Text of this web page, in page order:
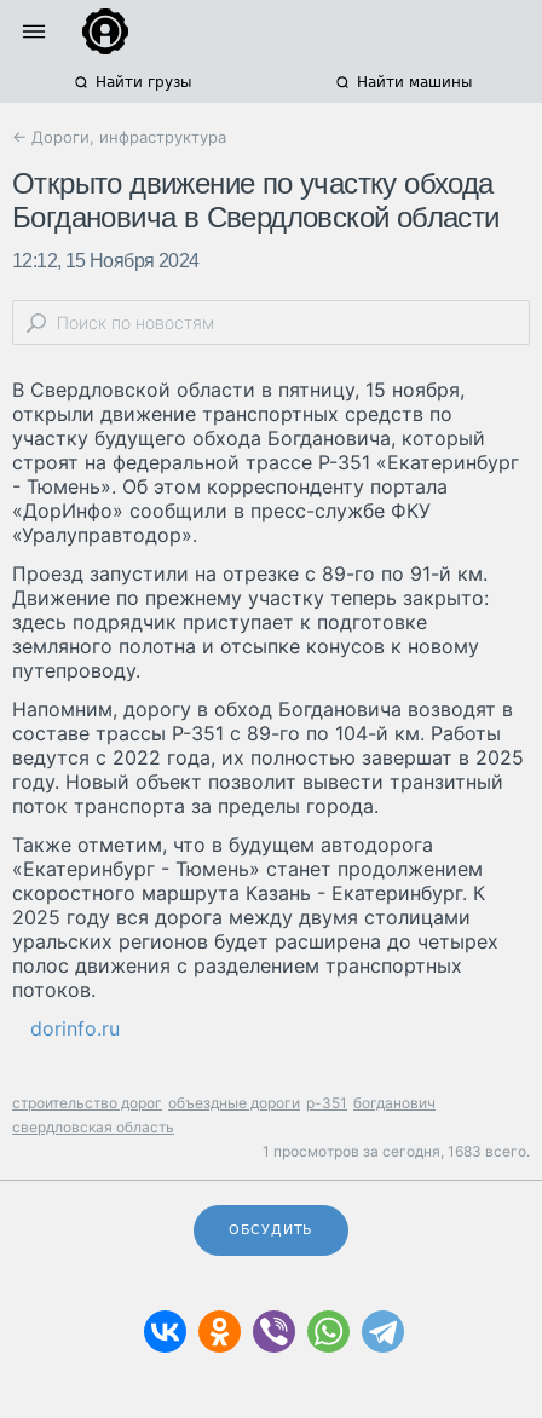
Найти грузы Найти машины
← Дороги, инфраструктура
Открыто движение по участку обхода
Богдановича в Свердловской области
12:12, 15 Ноября 2024
В Свердловской области в пятницу, 15 ноября,
открыли движение транспортных средств по
участку будущего обхода Богдановича, который
строят на федеральной трассе Р-351 «Екатеринбург
- Тюмень». Об этом корреспонденту портала
«ДорИнфо» сообщили в пресс-службе ФКУ
«Уралуправтодор».
Проезд запустили на отрезке с 89-го по 91-й км.
Движение по прежнему участку теперь закрыто:
здесь подрядчик приступает к подготовке
земляного полотна и отсыпке конусов к новому
путепроводу.
Напомним, дорогу в обход Богдановича возводят в
составе трассы Р-351 с 89-го по 104-й км. Работы
ведутся с 2022 года, их полностью завершат в 2025
году. Новый объект позволит вывести транзитный
поток транспорта за пределы города.
Также отметим, что в будущем автодорога
«Екатеринбург - Тюмень» станет продолжением
скоростного маршрута Казань - Екатеринбург. К
2025 году вся дорога между двумя столицами
уральских регионов будет расширена до четырех
полос движения с разделением транспортных
потоков.
dorinfo.ru
строительство дорог объездные дороги р-351 богданович
свердловская область
1 просмотров за сегодня, 1683 всего.
ОБСУДИТЬ